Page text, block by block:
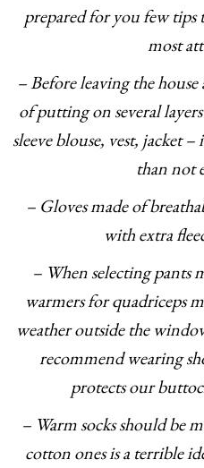
prepared for you few tips
most
– Before leaving the
of putting on several
sleeve blouse, vest, jacket
than not
– Gloves made of
with extra
– When selecting pants
warmers for quadriceps
weather outside the
recommend wearing
protects our
– Warm socks should be
cotton ones is a terrible